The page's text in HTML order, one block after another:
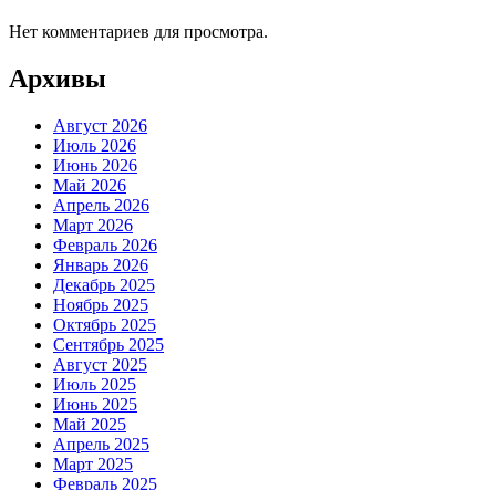
Нет комментариев для просмотра.
Архивы
Август 2026
Июль 2026
Июнь 2026
Май 2026
Апрель 2026
Март 2026
Февраль 2026
Январь 2026
Декабрь 2025
Ноябрь 2025
Октябрь 2025
Сентябрь 2025
Август 2025
Июль 2025
Июнь 2025
Май 2025
Апрель 2025
Март 2025
Февраль 2025